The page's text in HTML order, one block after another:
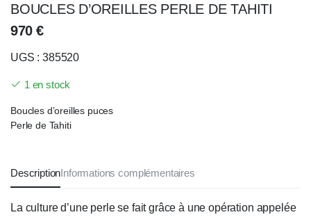
BOUCLES D’OREILLES PERLE DE TAHITI
970€
UGS : 385520
1 en stock
Boucles d’oreilles puces
Perle de Tahiti
DescriptionInformations complémentaires
La culture d’une perle se fait grâce à une opération appelée